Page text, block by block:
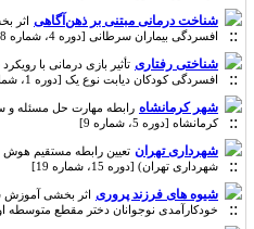
شناخت درمانی مبتنی بر ذهن‌آگاهی اثر
افسردگی بیماران سرطانی [دوره 4، شماره 8]
شناختی رفتاری تأثیر بازی درمانی با
افسردگی کودکان دیابت نوع یک [دوره 1، شماره 2]
شهر کرمانشاه رابطه مهارت حل مسئله و
کرمانشاه [دوره 5، شماره 9]
شهرداری تهران تعیین رابطه مستقیم هوش
شهرداری تهران) [دوره 15، شماره 19]
شیوه های فرزند پروری اثر بخشی آموزش
خودکارآمدی نوجوانان دختر مقطع متوسطه اول